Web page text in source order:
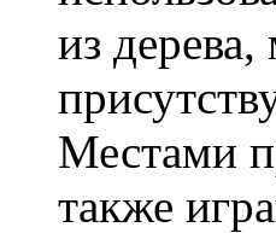
из дерева,
Местами
также